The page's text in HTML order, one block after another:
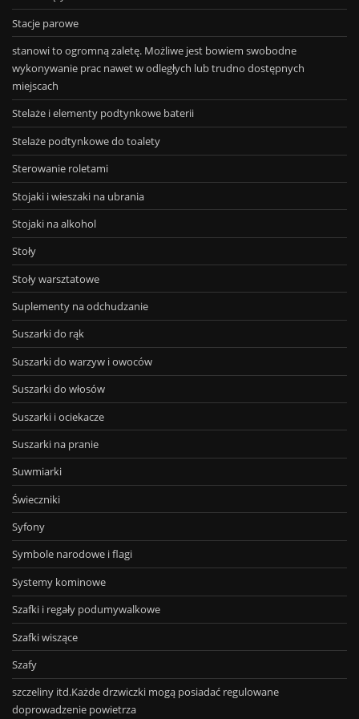
Stacje parowe
stanowi to ogromną zaletę. Możliwe jest bowiem swobodne
wykonywanie prac nawet w odległych lub trudno dostępnych
miejscach
Stelaże i elementy podtynkowe baterii
Stelaże podtynkowe do toalety
Sterowanie roletami
Stojaki i wieszaki na ubrania
Stojaki na alkohol
Stoły
Stoły warsztatowe
Suplementy na odchudzanie
Suszarki do rąk
Suszarki do warzyw i owoców
Suszarki do włosów
Suszarki i ociekacze
Suszarki na pranie
Suwmiarki
Świeczniki
Syfony
Symbole narodowe i flagi
Systemy kominowe
Szafki i regały podumywalkowe
Szafki wiszące
Szafy
szczeliny itd.Każde drzwiczki mogą posiadać regulowane
doprowadzenie powietrza